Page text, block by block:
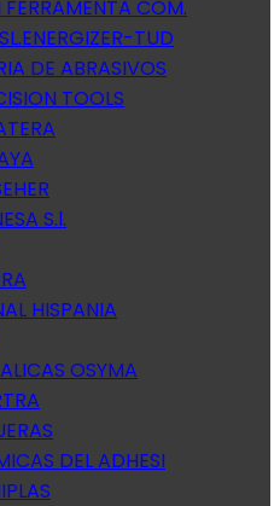
COM.
TUD
DE ABRASIVOS
TOOLS
S.l.
HISPANIA
OSYMA
DEL ADHESI